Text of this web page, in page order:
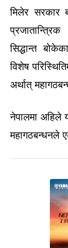
मिलेर सरकार
सिद्धान्त
विशेष
अर्थात्
नेपालमा अहिले
महागठबन्धनले